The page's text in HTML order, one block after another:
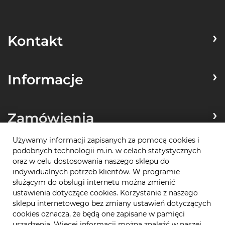
Kontakt
Informacje
Zamówienia
Płatności
Używamy informacji zapisanych za pomocą cookies i
podobnych technologii m.in. w celach statystycznych
oraz w celu dostosowania naszego sklepu do
indywidualnych potrzeb klientów. W programie
służącym do obsługi internetu można zmienić
ustawienia dotyczące cookies. Korzystanie z naszego
sklepu internetowego bez zmiany ustawień dotyczących
cookies oznacza, że będą one zapisane w pamięci